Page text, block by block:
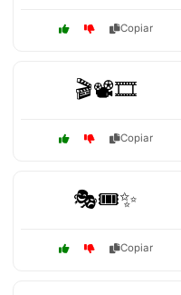
Copiar
🎬📽️🎞️
Copiar
🎭🎟️✨
Copiar